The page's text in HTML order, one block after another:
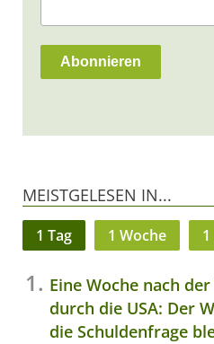
MEISTGELESEN IN...
1 Tag 1 Woche
Eine Woche nach
durch die USA: Der
die Schuldenfrage